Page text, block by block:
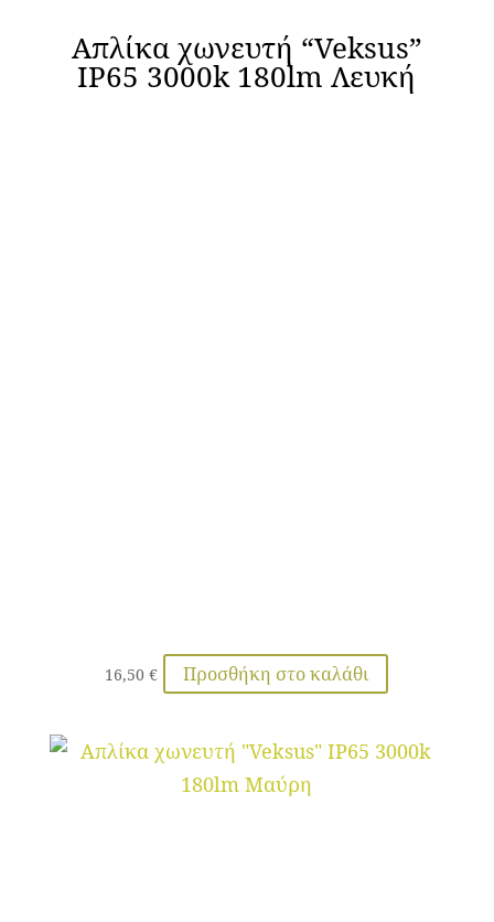
Απλίκα χωνευτή “Veksus”
IP65 3000k 180lm Λευκή
16,50€ Προσθήκη στο καλάθι